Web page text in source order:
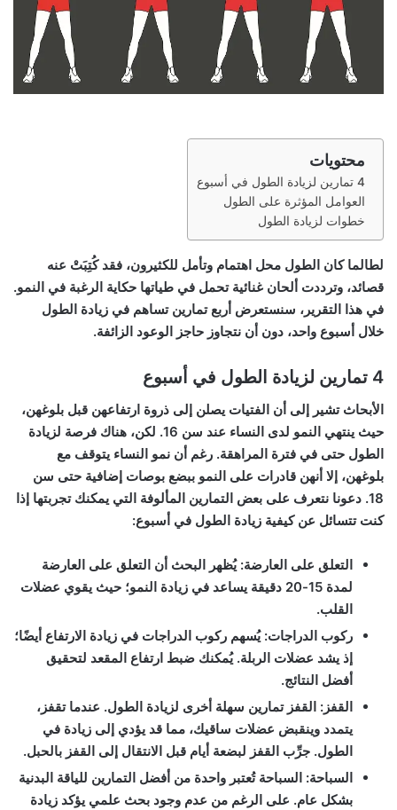
محتويات
4 تمارين لزيادة الطول في أسبوع
العوامل المؤثرة على الطول
خطوات لزيادة الطول
لطالما كان الطول محل اهتمام وتأمل للكثيرون، فقد كُتِبَتْ عنه
قصائد، وترددت ألحان غنائية تحمل في طياتها حكاية الرغبة في النمو.
في هذا التقرير، سنستعرض أربع تمارين تساهم في زيادة الطول
خلال أسبوع واحد، دون أن نتجاوز حاجز الوعود الزائفة.
4 تمارين لزيادة الطول في أسبوع
الأبحاث تشير إلى أن الفتيات يصلن إلى ذروة ارتفاعهن قبل بلوغهن،
حيث ينتهي النمو لدى النساء عند سن 16. لكن، هناك فرصة لزيادة
الطول حتى في فترة المراهقة. رغم أن نمو النساء يتوقف مع
بلوغهن، إلا أنهن قادرات على النمو ببضع بوصات إضافية حتى سن
18. دعونا نتعرف على بعض التمارين المألوفة التي يمكنك تجربتها إذا
كنت تتسائل عن كيفية زيادة الطول في أسبوع:
التعلق على العارضة:يُظهر البحث أن التعلق على العارضة
لمدة 15-20 دقيقة يساعد في زيادة النمو؛ حيث يقوي عضلات
القلب.
ركوب الدراجات:يُسهم ركوب الدراجات في زيادة الارتفاع أيضًا؛
إذ يشد عضلات الربلة. يُمكنك ضبط ارتفاع المقعد لتحقيق
أفضل النتائج.
القفز: القفز تمارين سهلة أخرى لزيادة الطول. عندما تقفز،
يتمدد وينقبض عضلات ساقيك، مما قد يؤدي إلى زيادة في
الطول. جرِّب القفز لبضعة أيام قبل الانتقال إلى القفز بالحبل.
السباحة: السباحة تُعتبر واحدة من أفضل التمارين للياقة البدنية
بشكل عام. على الرغم من عدم وجود بحث علمي يؤكد زيادة